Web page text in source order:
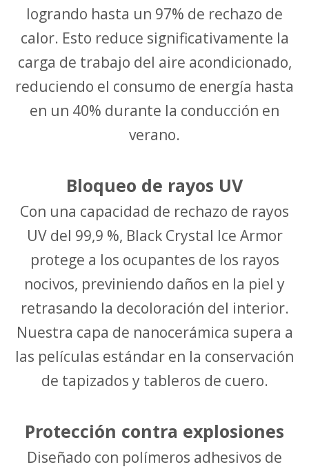
logrando hasta un 97% de rechazo de
calor. Esto reduce significativamente la
carga de trabajo del aire acondicionado,
reduciendo el consumo de energía hasta
en un 40% durante la conducción en
verano.
Bloqueo de rayos UV
Con una capacidad de rechazo de rayos
UV del 99,9 %, Black Crystal Ice Armor
protege a los ocupantes de los rayos
nocivos, previniendo daños en la piel y
retrasando la decoloración del interior.
Nuestra capa de nanocerámica supera a
las películas estándar en la conservación
de tapizados y tableros de cuero.
Protección contra explosiones
Diseñado con polímeros adhesivos de